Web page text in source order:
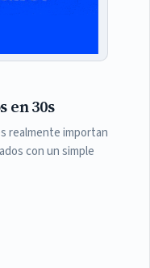
en 30s
realmente importan
con un simple